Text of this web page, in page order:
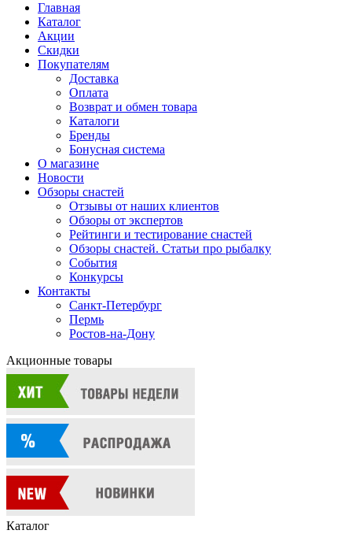
Главная
Каталог
Акции
Скидки
Покупателям
Доставка
Оплата
Возврат и обмен товара
Каталоги
Бренды
Бонусная система
О магазине
Новости
Обзоры снастей
Отзывы от наших клиентов
Обзоры от экспертов
Рейтинги и тестирование снастей
Обзоры снастей. Статьи про рыбалку
События
Конкурсы
Контакты
Санкт-Петербург
Пермь
Ростов-на-Дону
Акционные товары
Каталог